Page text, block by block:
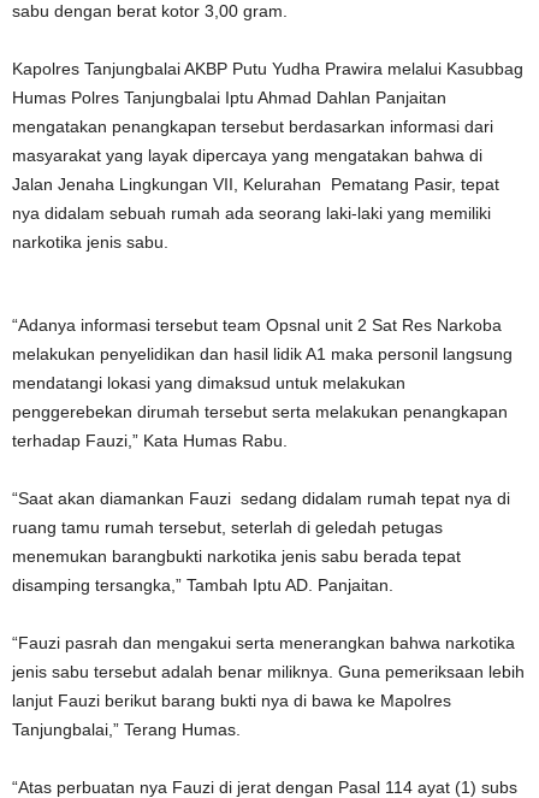
sabu dengan berat kotor 3,00 gram.
Kapolres Tanjungbalai AKBP Putu Yudha Prawira melalui Kasubbag
Humas Polres Tanjungbalai Iptu Ahmad Dahlan Panjaitan
mengatakan penangkapan tersebut berdasarkan informasi dari
masyarakat yang layak dipercaya yang mengatakan bahwa di
Jalan Jenaha Lingkungan VII, Kelurahan Pematang Pasir, tepat
nya didalam sebuah rumah ada seorang laki-laki yang memiliki
narkotika jenis sabu.
“Adanya informasi tersebut team Opsnal unit 2 Sat Res Narkoba
melakukan penyelidikan dan hasil lidik A1 maka personil langsung
mendatangi lokasi yang dimaksud untuk melakukan
penggerebekan dirumah tersebut serta melakukan penangkapan
terhadap Fauzi,” Kata Humas Rabu.
“Saat akan diamankan Fauzi sedang didalam rumah tepat nya di
ruang tamu rumah tersebut, seterlah di geledah petugas
menemukan barangbukti narkotika jenis sabu berada tepat
disamping tersangka,” Tambah Iptu AD. Panjaitan.
“Fauzi pasrah dan mengakui serta menerangkan bahwa narkotika
jenis sabu tersebut adalah benar miliknya. Guna pemeriksaan lebih
lanjut Fauzi berikut barang bukti nya di bawa ke Mapolres
Tanjungbalai,” Terang Humas.
“Atas perbuatan nya Fauzi di jerat dengan Pasal 114 ayat (1) subs